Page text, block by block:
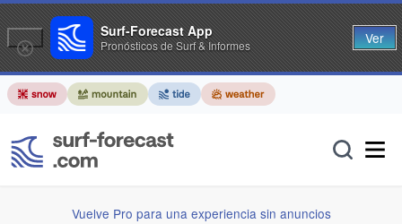
Vuelve Pro para una experiencia sin anuncios
Surf-Forecast App
Pronósticos de Surf & Informes Ver